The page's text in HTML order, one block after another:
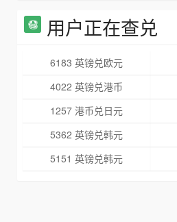
用户正在查兑
6183 英镑兑欧元
4022 英镑兑港币
1257 港币兑日元
5362 英镑兑韩元
5151 英镑兑韩元